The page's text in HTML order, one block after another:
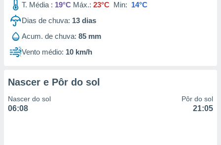
T. Média : 19°C Máx.: 23°C Min: 14°C
Dias de chuva: 13 dias
Acum. de chuva: 85 mm
Vento médio: 10 km/h
Nascer e Pôr do sol
Nascer do sol
06:08
Pôr do sol
21:05